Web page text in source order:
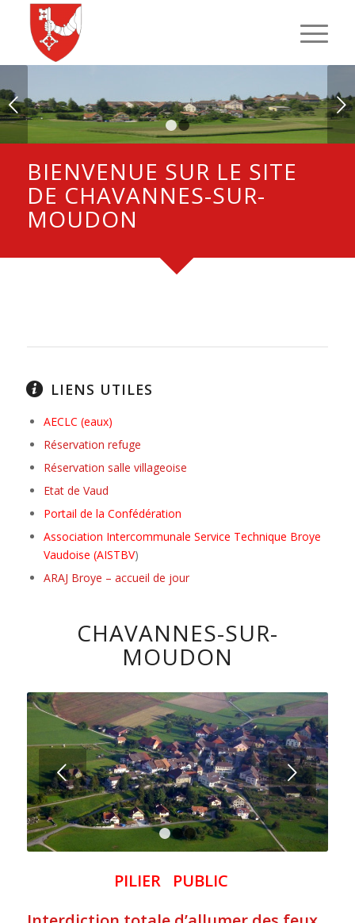
Suivant
1 2
BIENVENUE SUR LE SITE
DE CHAVANNES-SUR-
MOUDON
LIENS UTILES
AECLC (eaux)
Réservation refuge
Réservation salle villageoise
Etat de Vaud
Portail de la Confédération
Association Intercommunale Service Technique Broye
Vaudoise (AISTBV)
ARAJ Broye – accueil de jour
CHAVANNES-SUR-
MOUDON
Suivant
2 3
PILIER PUBLIC